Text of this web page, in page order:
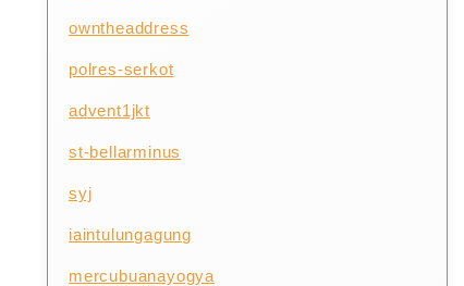
owntheaddress
polres-serkot
advent1jkt
st-bellarminus
syj
iaintulungagung
mercubuanayogya